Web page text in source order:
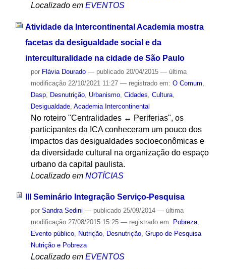
Localizado em EVENTOS
Atividade da Intercontinental Academia mostra
facetas da desigualdade social e da
interculturalidade na cidade de São Paulo
por Flávia Dourado — publicado20/04/2015 — última
modificação22/10/2021 11:27 — registrado em: O Comum
Dasp, Desnutrição, Urbanismo, Cidades Cultura,
Desigualdade, Academia Intercontinental
No roteiro "Centralidades ↔ Periferias", os
participantes da ICA conheceram um pouco dos
impactos das desigualdades socioeconômicas e
da diversidade cultural na organização do espaço
urbano da capital paulista.
Localizado em NOTÍCIAS
III Seminário Integração Serviço-Pesquisa
por Sandra Sedini — publicado25/09/2014 — última
modificação27/08/2015 15:25 — registrado em: Pobreza,
Evento público, Nutrição, Desnutrição, Grupo de Pesquisa
Nutrição e Pobreza
Localizado em EVENTOS